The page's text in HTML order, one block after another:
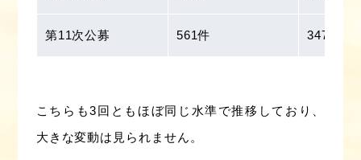
第11次公募 561件 347件
こちらも3回ともほぼ同じ水準で推移しており、
大きな変動は見られません。